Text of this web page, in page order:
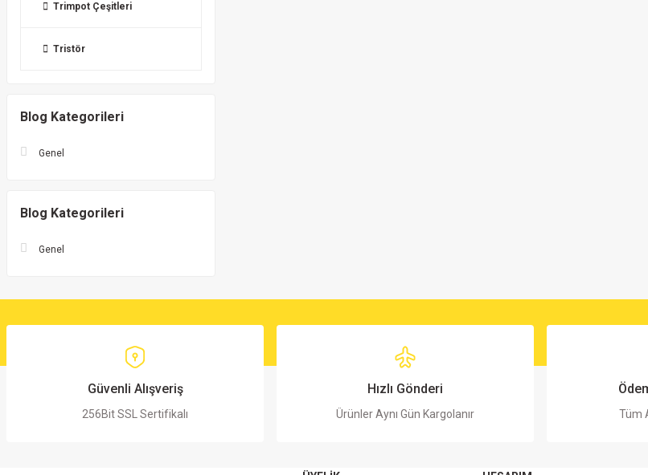
Trimpot Çeşitleri
Tristör
Blog Kategorileri
Genel
Blog Kategorileri
Genel
Güvenli Alışveriş
256Bit SSL Sertifikalı
Hızlı Gönderi
Ürünler Aynı Gün Kargolanır Tüm